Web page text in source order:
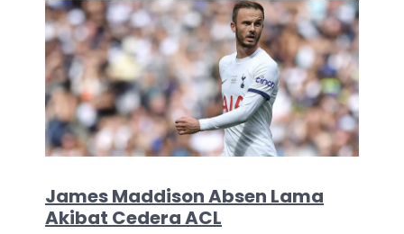
James Maddison Absen Lama
Akibat Cedera ACL